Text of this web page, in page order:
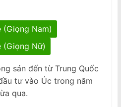
(Giọng Nam)
(Giọng Nữ)
sản đến từ Trung Quốc
tư vào Úc trong năm
qua.